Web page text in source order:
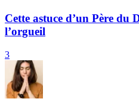
Cette astuce d’un Père du
l’orgueil
3